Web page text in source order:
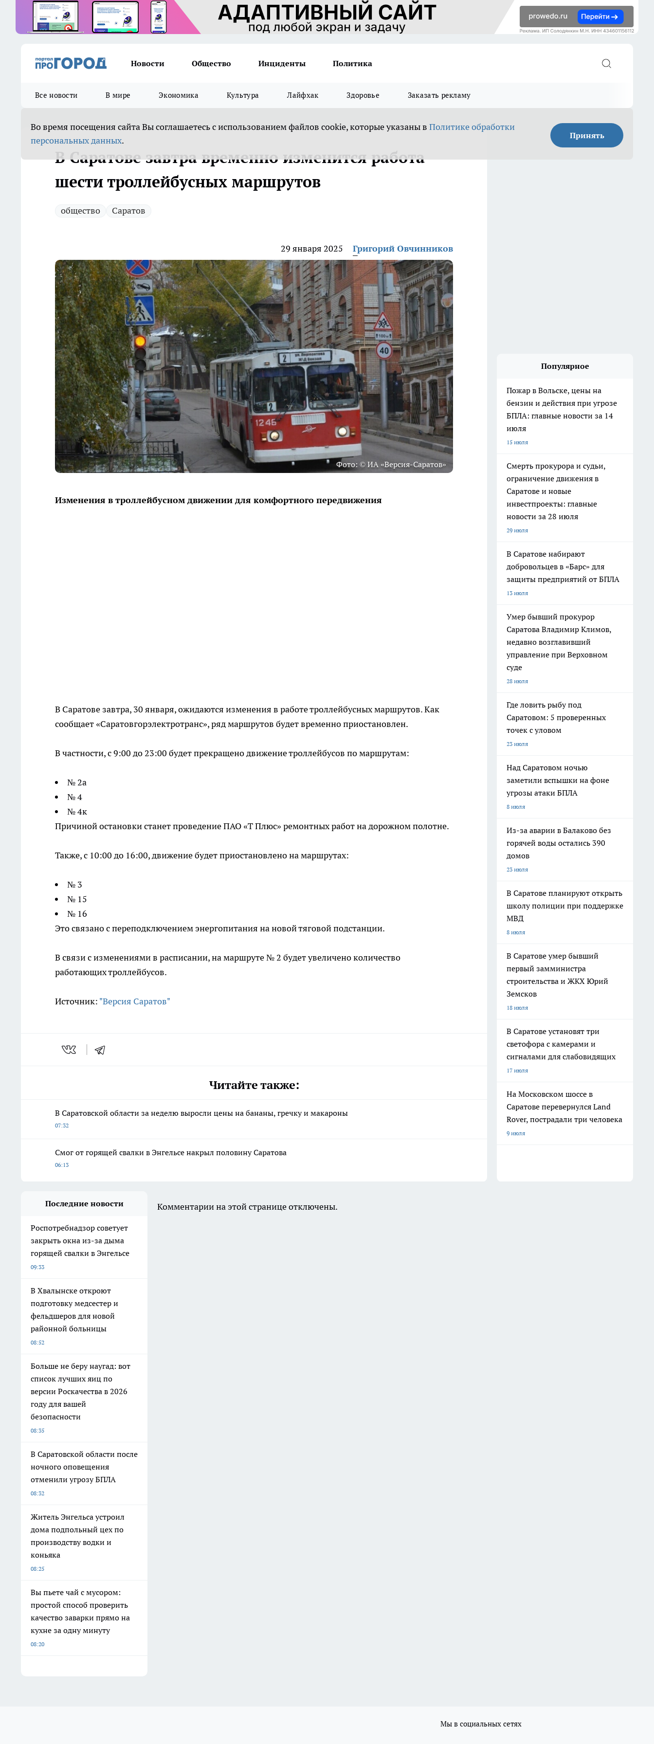
Новости Общество Инциденты Политика
Все новости В мире Экономика Культура Лайфхак Здоровье Заказать рекламу
Во время посещения сайта Вы соглашаетесь с использованием файлов cookie, которые указаны в Политике обработки
персональных данных. Принять
В Саратове завтра временно изменится работа
шести троллейбусных маршрутов
общество Саратов
29 января 2025 Григорий Овчинников
Фото: © ИА «Версия-Саратов»
Изменения в троллейбусном движении для комфортного передвижения
В Саратове завтра, 30 января, ожидаются изменения в работе троллейбусных маршрутов. Как
сообщает «Саратовгорэлектротранс», ряд маршрутов будет временно приостановлен.
В частности, с 9:00 до 23:00 будет прекращено движение троллейбусов по маршрутам:
№ 2а
№ 4
№ 4к
Причиной остановки станет проведение ПАО «Т Плюс» ремонтных работ на дорожном полотне.
Также, с 10:00 до 16:00, движение будет приостановлено на маршрутах:
№ 3
№ 15
№ 16
Это связано с переподключением энергопитания на новой тяговой подстанции.
В связи с изменениями в расписании, на маршруте № 2 будет увеличено количество
работающих троллейбусов.
Источник: "Версия Саратов"
Читайте также:
В Саратовской области за неделю выросли цены на бананы, гречку и макароны
07:32
Смог от горящей свалки в Энгельсе накрыл половину Саратова
06:13
Популярное
Пожар в Вольске, цены на
бензин и действия при угрозе
БПЛА: главные новости за 14
июля
15 июля
Смерть прокурора и судьи,
ограничение движения в
Саратове и новые
инвестпроекты: главные
новости за 28 июля
29 июля
В Саратове набирают
добровольцев в «Барс» для
защиты предприятий от БПЛА
13 июля
Умер бывший прокурор
Саратова Владимир Климов,
недавно возглавивший
управление при Верховном
суде
28 июля
Где ловить рыбу под
Саратовом: 5 проверенных
точек с уловом
23 июля
Над Саратовом ночью
заметили вспышки на фоне
угрозы атаки БПЛА
8 июля
Из-за аварии в Балаково без
горячей воды остались 390
домов
23 июля
В Саратове планируют открыть
школу полиции при поддержке
МВД
8 июля
В Саратове умер бывший
первый замминистра
строительства и ЖКХ Юрий
Земсков
18 июля
В Саратове установят три
светофора с камерами и
сигналами для слабовидящих
17 июля
На Московском шоссе в
Саратове перевернулся Land
Rover, пострадали три человека
9 июля
Последние новости
Роспотребнадзор советует
закрыть окна из-за дыма
горящей свалки в Энгельсе
09:33
В Хвалынске откроют
подготовку медсестер и
фельдшеров для новой
районной больницы
08:52
Больше не беру наугад: вот
список лучших яиц по
версии Роскачества в 2026
году для вашей
безопасности
08:35
В Саратовской области после
ночного оповещения
отменили угрозу БПЛА
08:32
Житель Энгельса устроил
дома подпольный цех по
производству водки и
коньяка
08:25
Вы пьете чай с мусором:
простой способ проверить
качество заварки прямо на
кухне за одну минуту
08:20
Комментарии на этой странице отключены.
Мы в социальных сетях